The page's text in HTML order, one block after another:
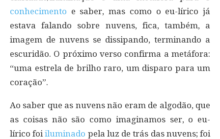
conhecimento e saber, mas como o eu-lírico já
estava falando sobre nuvens, fica, também, a
imagem de nuvens se dissipando, terminando a
escuridão. O próximo verso confirma a metáfora:
“uma estrela de brilho raro, um disparo para um
coração”.
Ao saber que as nuvens não eram de algodão, que
as coisas não são como imaginamos ser, o eu-
lírico foiiluminado pela luz de trás das nuvens; foi